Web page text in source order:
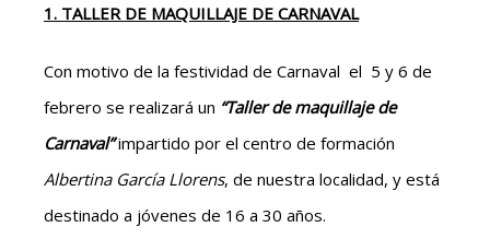
1. TALLER DE MAQUILLAJE DE CARNAVAL
Con motivo de la festividad de Carnaval el 5 y 6 de
febrero se realizará un “Taller de maquillaje de
Carnaval”impartido por el centro de formación
Albertina García Llorens, de nuestra localidad, y está
destinado a jóvenes de 16 a 30 años.